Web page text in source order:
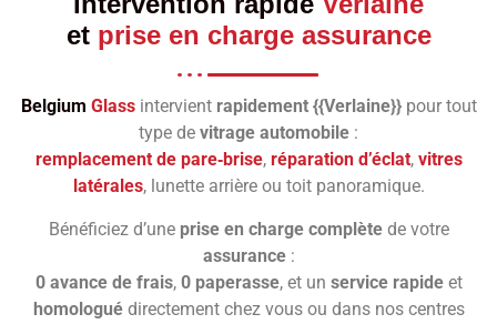
et prise en charge assurance
Belgium Glassintervient rapidement {{Verlaine}}pour tout
type de vitrage automobile :
remplacement de pare‑brise, réparation d’éclat, vitres
latérales, lunette arrière ou toit panoramique.
Bénéficiez d’une prise en charge complètede votre
assurance:
0 avance de frais, 0 paperasse, et un service rapideet
homologuédirectement chez vous ou dans nos centres